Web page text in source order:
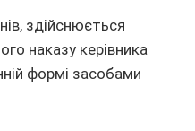
здійснюється
наказу керівника
формі засобами